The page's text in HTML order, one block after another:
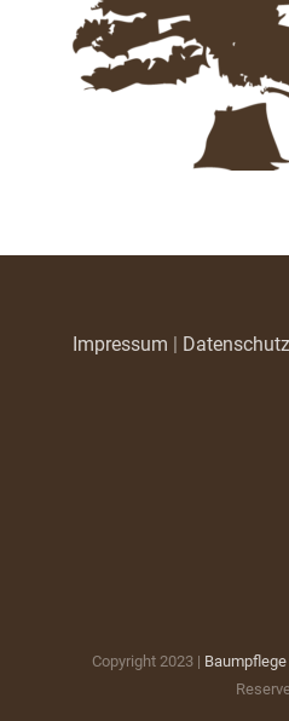
Impressum | Datenschutz
Copyright 2023 |